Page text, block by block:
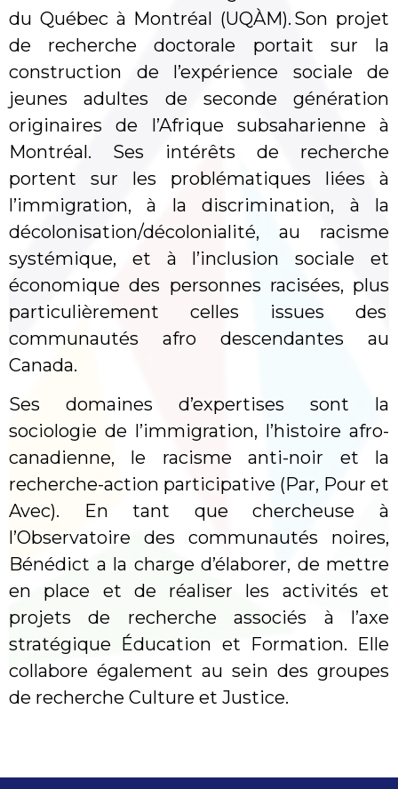
du Québec à Montréal (UQÀM). Son projet
de recherche doctorale portait sur la
construction de l’expérience sociale de
jeunes adultes de seconde génération
originaires de l’Afrique subsaharienne à
Montréal. Ses intérêts de recherche
portent sur les problématiques liées à
l’immigration, à la discrimination, à la
décolonisation/décolonialité, au racisme
systémique, et à l’inclusion sociale et
économique des personnes racisées, plus
particulièrement celles issues des
communautés afro descendantes au
Canada.
Ses domaines d’expertises sont la
sociologie de l’immigration, l’histoire afro-
canadienne, le racisme anti-noir et la
recherche-action participative (Par, Pour et
Avec). En tant que chercheuse à
l’Observatoire des communautés noires,
Bénédict a la charge d’élaborer, de mettre
en place et de réaliser les activités et
projets de recherche associés à l’axe
stratégique Éducation et Formation. Elle
collabore également au sein des groupes
de recherche Culture et Justice.